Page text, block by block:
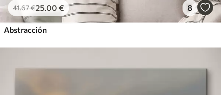
41.67€25.00 € 8
Abstracción